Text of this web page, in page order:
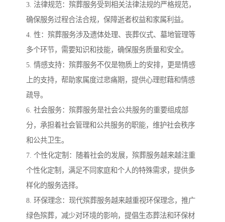
3. 法律规范：殡葬服务受到相关法律法规的严格规范，
确保服务过程合法合规，保障逝者权益和家属利益。
4. 性：殡葬服务涉及遗体处理、丧葬仪式、墓地管理等
多个环节，需要知识和技能，确保服务质量和安全。
5. 情感支持：殡葬服务不仅是物质上的安排，更是情感
上的支持，帮助家属度过悲痛期，提供心理慰藉和情感
疏导。
6. 社会服务：殡葬服务是社会公共服务的重要组成部
分，承担着社会管理和公共服务的职能，维护社会秩序
和公共卫生。
7. 个性化定制：随着社会的发展，殡葬服务越来越注重
个性化定制，满足不同家庭和个人的特殊需求，提供多
样化的服务选择。
8. 环保理念：现代殡葬服务越来越重视环保理念，推广
绿色殡葬，减少对环境的影响，提倡生态葬法和环保材